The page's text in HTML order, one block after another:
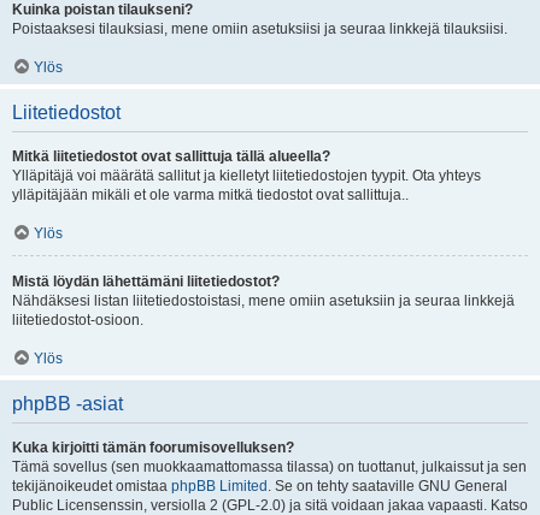
Kuinka poistan tilaukseni?
Poistaaksesi tilauksiasi, mene omiin asetuksiisi ja seuraa linkkejä tilauksiisi.
Ylös
Liitetiedostot
Mitkä liitetiedostot ovat sallittuja tällä alueella?
Ylläpitäjä voi määrätä sallitut ja kielletyt liitetiedostojen tyypit. Ota yhteys
ylläpitäjään mikäli et ole varma mitkä tiedostot ovat sallittuja..
Ylös
Mistä löydän lähettämäni liitetiedostot?
Nähdäksesi listan liitetiedostoistasi, mene omiin asetuksiin ja seuraa linkkejä
liitetiedostot-osioon.
Ylös
phpBB -asiat
Kuka kirjoitti tämän foorumisovelluksen?
Tämä sovellus (sen muokkaamattomassa tilassa) on tuottanut, julkaissut ja sen
tekijänoikeudet omistaa phpBB Limited . Se on tehty saataville GNU General
Public Licensenssin, versiolla 2 (GPL-2.0) ja sitä voidaan jakaa vapaasti. Katso